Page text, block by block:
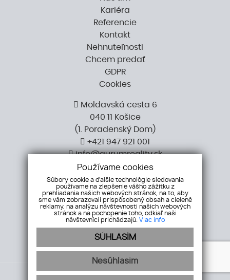
Kariéra
Referencie
Kontakt
Nehnuteľnosti
Chcem predať
GDPR
Cookies
Moldavská cesta 6
040 11 Košice
​​​​​​​(1. Poradenský Dom)
+421 947 921 001
info@aurumreality.sk
webex.digital- REALVIA.sk
Používame cookies
Súbory cookie a ďalšie technológie sledovania
používame na zlepšenie vášho zážitku z
prehliadania našich webových stránok, na to, aby
sme vám zobrazovali prispôsobený obsah a cielené
reklamy, na analýzu návštevnosti našich webových
stránok a na pochopenie toho, odkiaľ naši
návštevníci prichádzajú. Viac info
SÚHLASÍM
Nesúhlasím